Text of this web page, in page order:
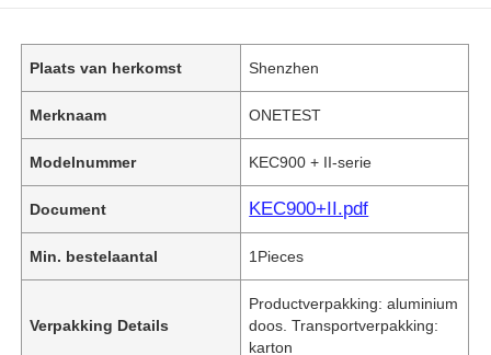
Plaats van herkomst Shenzhen
Merknaam ONETEST
Modelnummer KEC900 + II-serie
Document KEC900+II.pdf
Min. bestelaantal 1Pieces
Verpakking Details
Productverpakking: aluminium
doos. Transportverpakking:
karton